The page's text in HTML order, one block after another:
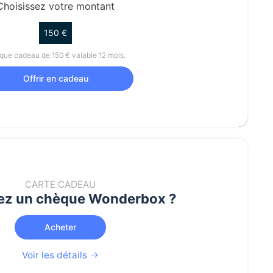
votre montant
150 €
cadeau de 150 € valable 12 mois.
Offrir en cadeau
CARTE CADEAU
un chèque Wonderbox ?
Acheter
Voir les détails